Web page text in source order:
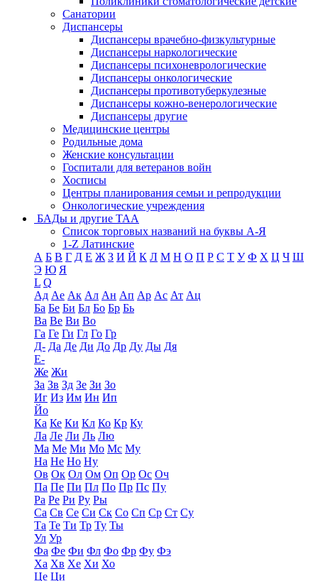
Санатории
Диспансеры
Диспансеры врачебно-физкультурные
Диспансеры наркологические
Диспансеры психоневрологические
Диспансеры онкологические
Диспансеры противотуберкулезные
Диспансеры кожно-венерологические
Диспансеры другие
Медицинские центры
Родильные дома
Женские консультации
Госпитали для ветеранов войн
Хосписы
Центры планирования семьи и репродукции
Онкологические учреждения
БАДы и другие ТАА
Список торговых названий на буквы А-Я
1-Z Латинские
А Б В Г Д Е Ж З И Й К Л М Н О П Р С Т У Ф Х Ц Ч Ш
Э Ю Я
L Q
Ад Ае Ак Ал Ан Ап Ар Ас Ат Ац
Ба Бе Би Бл Бо Бр Бь
Ва Ве Ви Во
Га Ге Ги Гл Го Гр
Д- Да Де Ди До Др Ду Ды Дя
Е-
Же Жи
За Зв Зд Зе Зи Зо
Иг Из Им Ин Ип
Йо
Ка Ке Ки Кл Ко Кр Ку
Ла Ле Ли Ль Лю
Ма Ме Ми Мо Мс Му
На Не Но Ну
Ов Ок Ол Ом Оп Ор Ос Оч
Па Пе Пи Пл По Пр Пс Пу
Ра Ре Ри Ру Ры
Са Св Се Си Ск Со Сп Ср Ст Су
Та Те Ти Тр Ту Ты
Ул Ур
Фа Фе Фи Фл Фо Фр Фу Фэ
Ха Хв Хе Хи Хо
Це Ци